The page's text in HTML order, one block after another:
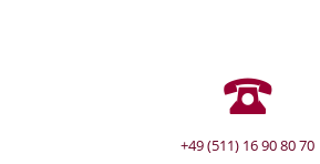
+49 (511) 16 90 80 70